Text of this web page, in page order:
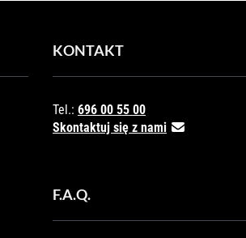
KONTAKT
Tel.: 696 00 55 00
Skontaktuj się z nami
F.A.Q.